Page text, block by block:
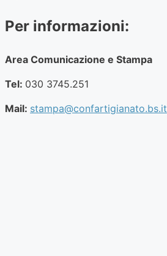
Per informazioni:
Area Comunicazione e Stampa
Tel: 030 3745.251
Mail: stampa@confartigianato.bs.it